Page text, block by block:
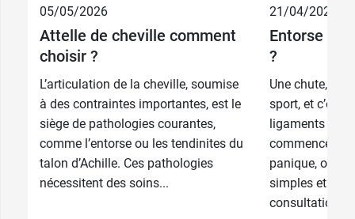
12,99 €
12,99 €
Blanc 8,99 €
Noir 8,99 €
05/05/2026
Attelle de cheville comment
choisir ?
L’articulation de la cheville, soumise
à des contraintes importantes, est le
siège de pathologies courantes,
comme l’entorse ou les tendinites du
talon d’Achille. Ces pathologies
nécessitent des soins...
21/04/2026
Entorse :
?
Une chute, un
sport, et c’est
ligaments ont
commence à
panique, on
simples et on
consultation...